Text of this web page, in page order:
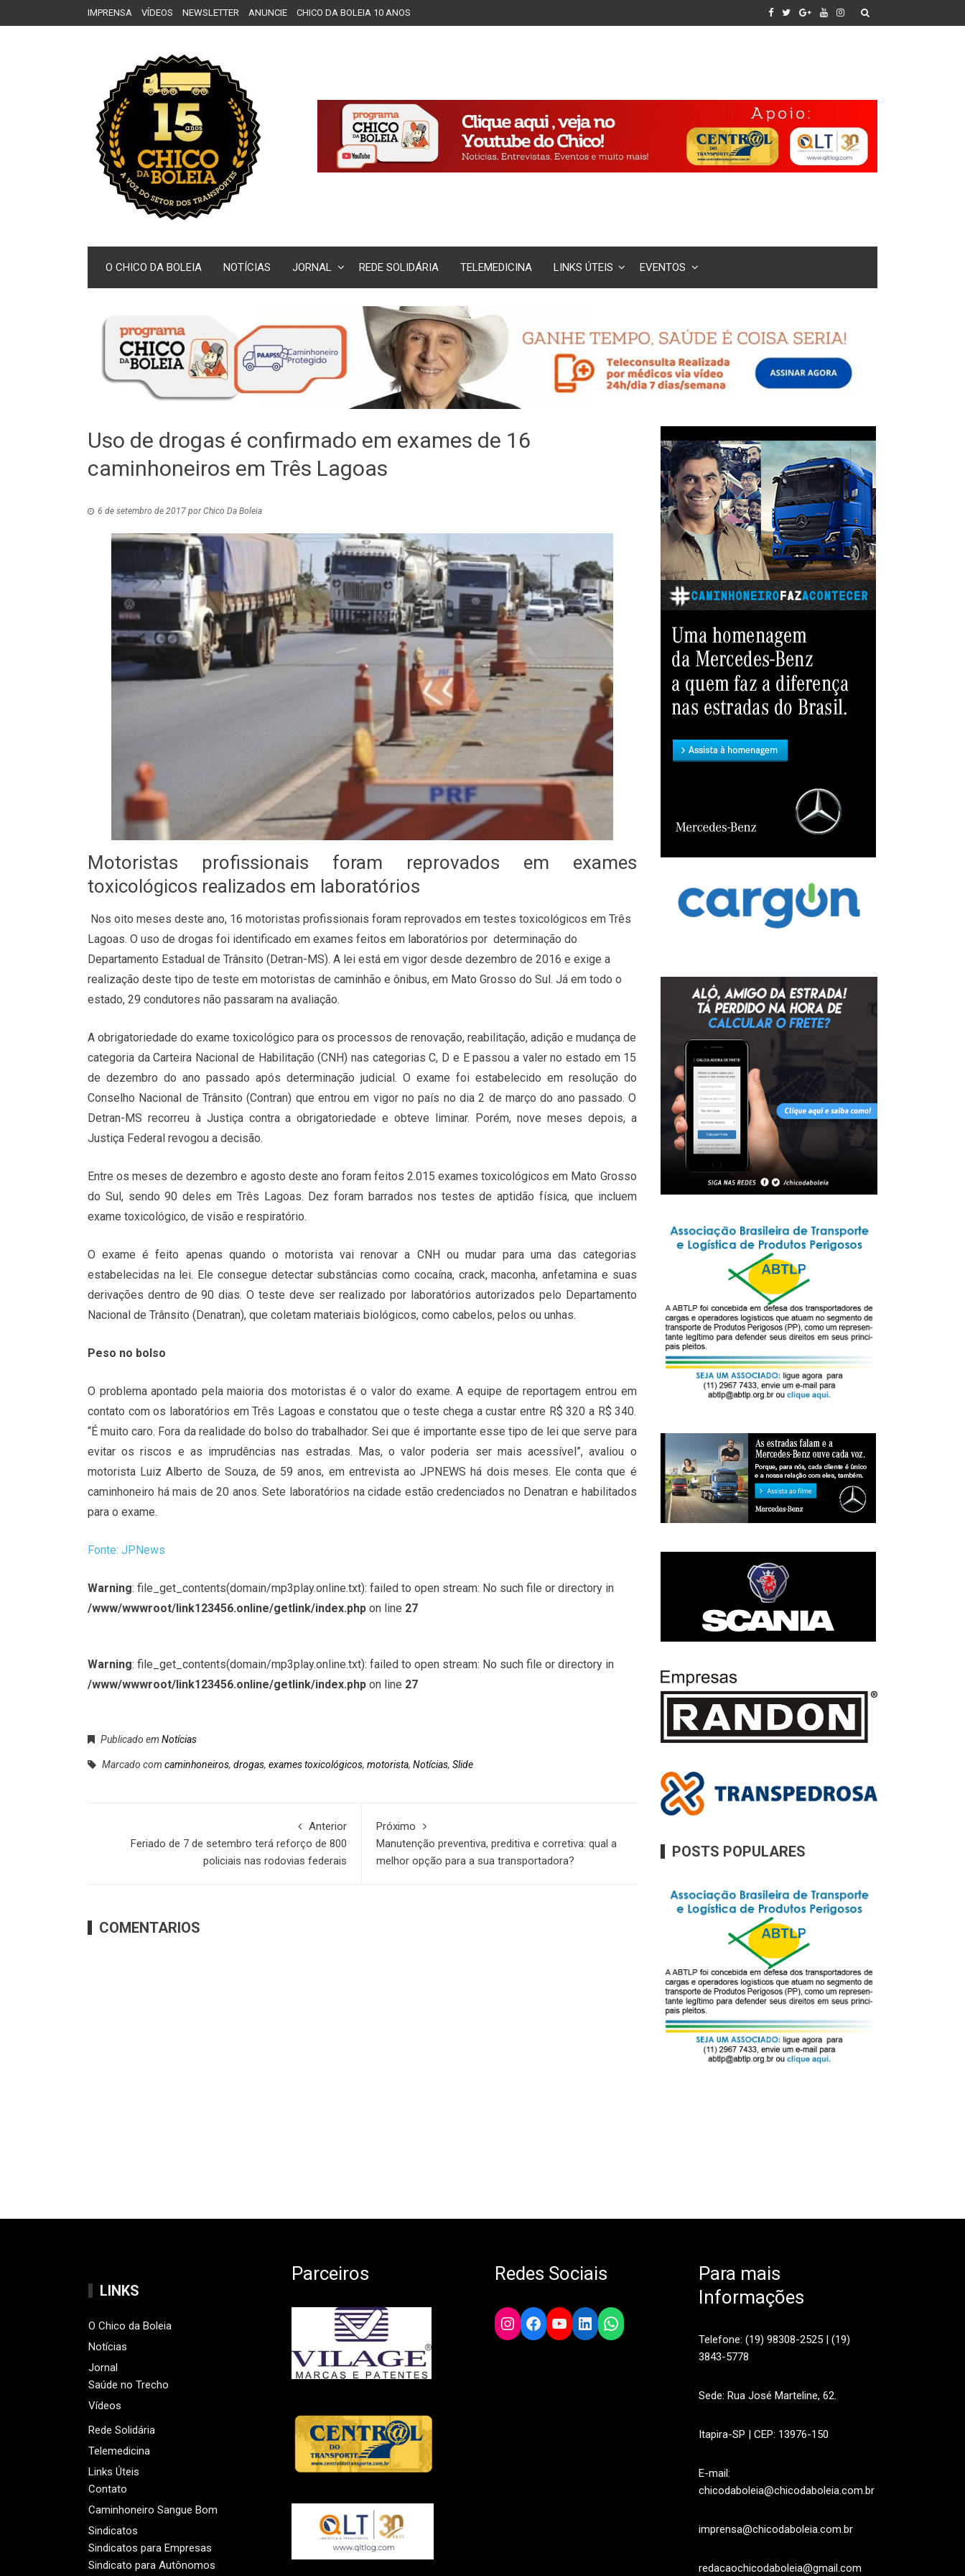
IMPRENSA VÍDEOS NEWSLETTER ANUNCIE CHICO DA BOLEIA 10 ANOS
O CHICO DA BOLEIA NOTÍCIAS JORNAL REDE SOLIDÁRIA TELEMEDICINA LINKS ÚTEIS EVENTOS
Uso de drogas é confirmado em exames de 16
caminhoneiros em Três Lagoas
6 de setembro de 2017 porChico Da Boleia
Motoristas profissionais foram reprovados em exames
toxicológicos realizados em laboratórios
Nos oito meses deste ano, 16 motoristas profissionais foram reprovados em testes toxicológicos em Três
Lagoas. O uso de drogas foi identificado em exames feitos em laboratórios por determinação do
Departamento Estadual de Trânsito (Detran-MS). A lei está em vigor desde dezembro de 2016 e exige a
realização deste tipo de teste em motoristas de caminhão e ônibus, em Mato Grosso do Sul. Já em todo o
estado, 29 condutores não passaram na avaliação.
A obrigatoriedade do exame toxicológico para os processos de renovação, reabilitação, adição e mudança de
categoria da Carteira Nacional de Habilitação (CNH) nas categorias C, D e E passou a valer no estado em 15
de dezembro do ano passado após determinação judicial. O exame foi estabelecido em resolução do
Conselho Nacional de Trânsito (Contran) que entrou em vigor no país no dia 2 de março do ano passado. O
Detran-MS recorreu à Justiça contra a obrigatoriedade e obteve liminar. Porém, nove meses depois, a
Justiça Federal revogou a decisão.
Entre os meses de dezembro e agosto deste ano foram feitos 2.015 exames toxicológicos em Mato Grosso
do Sul, sendo 90 deles em Três Lagoas. Dez foram barrados nos testes de aptidão física, que incluem
exame toxicológico, de visão e respiratório.
O exame é feito apenas quando o motorista vai renovar a CNH ou mudar para uma das categorias
estabelecidas na lei. Ele consegue detectar substâncias como cocaína, crack, maconha, anfetamina e suas
derivações dentro de 90 dias. O teste deve ser realizado por laboratórios autorizados pelo Departamento
Nacional de Trânsito (Denatran), que coletam materiais biológicos, como cabelos, pelos ou unhas.
Peso no bolso
O problema apontado pela maioria dos motoristas é o valor do exame. A equipe de reportagem entrou em
contato com os laboratórios em Três Lagoas e constatou que o teste chega a custar entre R$ 320 a R$ 340.
“É muito caro. Fora da realidade do bolso do trabalhador. Sei que é importante esse tipo de lei que serve para
evitar os riscos e as imprudências nas estradas. Mas, o valor poderia ser mais acessível”, avaliou o
motorista Luiz Alberto de Souza, de 59 anos, em entrevista ao JPNEWS há dois meses. Ele conta que é
caminhoneiro há mais de 20 anos. Sete laboratórios na cidade estão credenciados no Denatran e habilitados
para o exame.
Fonte: JPNews
Warning: file_get_contents(domain/mp3play.online.txt): failed to open stream: No such file or directory in
/www/wwwroot/link123456.online/getlink/index.php on line 27
Warning: file_get_contents(domain/mp3play.online.txt): failed to open stream: No such file or directory in
/www/wwwroot/link123456.online/getlink/index.php on line 27
Publicado em Notícias
Marcado com caminhoneiros, drogas, exames toxicológicos, motorista, Notícias, Slide
Anterior
Feriado de 7 de setembro terá reforço de 800
policiais nas rodovias federais
Próximo
Manutenção preventiva, preditiva e corretiva: qual a
melhor opção para a sua transportadora?
COMENTARIOS
POSTS POPULARES
LINKS
O Chico da Boleia
Notícias
Jornal
Saúde no Trecho
Vídeos
Rede Solidária
Telemedicina
Links Úteis
Contato
Caminhoneiro Sangue Bom
Sindicatos
Sindicatos para Empresas
Sindicato para Autônomos
Parceiros Redes Sociais
Instagram
Facebook
YouTube
LinkedIn
WhatsApp
Para mais
Informações
Telefone: (19) 98308-2525 | (19)
3843-5778
Sede: Rua José Marteline, 62.
Itapira-SP | CEP: 13976-150
E-mail:
chicodaboleia@chicodaboleia.com.br
imprensa@chicodaboleia.com.br
redacaochicodaboleia@gmail.com